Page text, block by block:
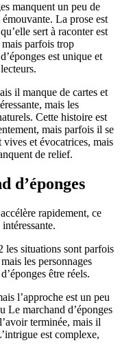
manquent un peu de
La prose est
sert à raconter est
mais parfois trop
est unique et
il manque de cartes et
mais les
Cette histoire est
mais parfois il se
vives et évocatrices, mais
de relief.
d’éponges
rapidement, ce
les situations sont parfois
les personnages
être réels.
l’approche est un peu
Le marchand d’éponges
terminée, mais il
est complexe,